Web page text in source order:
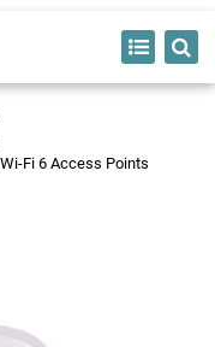
Fi 6 Access Points